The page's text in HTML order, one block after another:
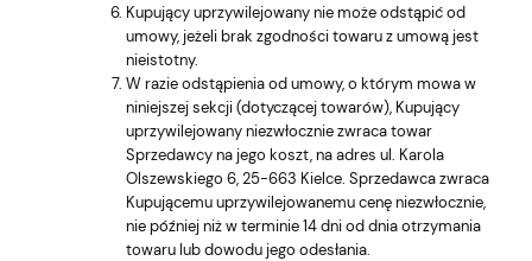
Kupujący uprzywilejowany nie może odstąpić od
umowy, jeżeli brak zgodności towaru z umową jest
nieistotny.
W razie odstąpienia od umowy, o którym mowa w
niniejszej sekcji (dotyczącej towarów), Kupujący
uprzywilejowany niezwłocznie zwraca towar
Sprzedawcy na jego koszt, na adres ul. Karola
Olszewskiego 6, 25-663 Kielce. Sprzedawca zwraca
Kupującemu uprzywilejowanemu cenę niezwłocznie,
nie później niż w terminie 14 dni od dnia otrzymania
towaru lub dowodu jego odesłania.